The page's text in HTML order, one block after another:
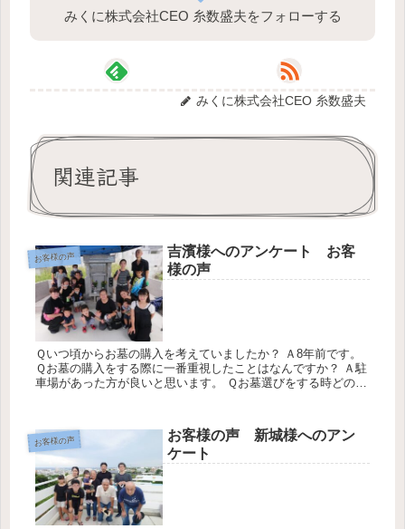
みくに株式会社CEO 糸数盛夫をフォローする
みくに株式会社CEO 糸数盛夫
関連記事
お客様の声
吉濱様へのアンケート お客
様の声
Ｑいつ頃からお墓の購入を考えていましたか？ Ａ8年前です。
Ｑお墓の購入をする際に一番重視したことはなんですか？ Ａ駐
車場があった方が良いと思います。 Ｑお墓選びをする時どのよ
お客様の声
お客様の声 新城様へのアン
ケート